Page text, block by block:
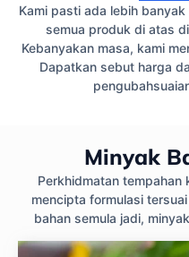
Kami pasti ada lebih
semua produk di atas
Kebanyakan masa, kami
Dapatkan sebut harga
Minyak
Perkhidmatan tempahan
mencipta formulasi
bahan semula jadi,